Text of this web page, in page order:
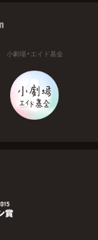
小劇場・エイド基金